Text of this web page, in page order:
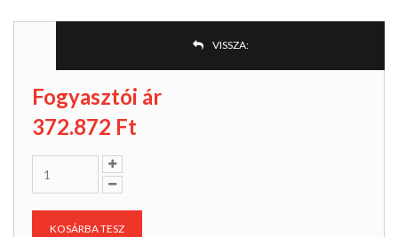
VISSZA:
Fogyasztói ár
372.872 Ft
KOSÁRBA TESZ